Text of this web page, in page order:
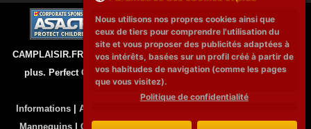
CAMPLAISIR.FR © 2026 Tous les modèles de ce site ont 18 ans ou
plus. Perfect Girls a une politique de tolérance zéro contre la
Informations
Actrice Porno
Mannequins| Conditions légales, politique de confidentialité et
Nous utilisons nos propres cookies ainsi que
ceux de tiers pour comprendre l'utilisation du
site et vous proposer des publicités adaptées à
vos intérêts, basées sur un profil créé à partir de
vos habitudes de navigation (comme les pages
que vous visitez).
Politique de confidentialité